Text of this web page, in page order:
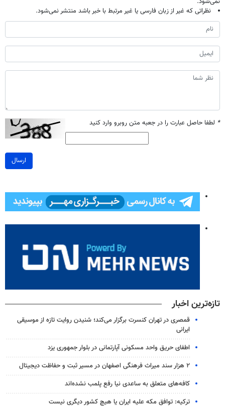
نظراتی که غیر از زبان فارسی یا غیر مرتبط با خبر باشد منتشر نمی‌شود.
* لطفا حاصل عبارت را در جعبه متن روبرو وارد کنید
ارسال
تازه‌ترین اخبار
قمصری در تهران کنسرت برگزار می‌کند؛ شنیدن روایت تازه از موسیقی
ایرانی
اطفای حریق واحد مسکونی آپارتمانی در بلوار جمهوری یزد
۲ هزار سند میراث فرهنگی اصفهان در مسیر ثبت و حفاظت دیجیتال
کافه‌های متعلق به ساعدی نیا رفع پلمب نشده‌اند
ترکیه: توافق مکه علیه ایران یا هیچ کشور دیگری نیست